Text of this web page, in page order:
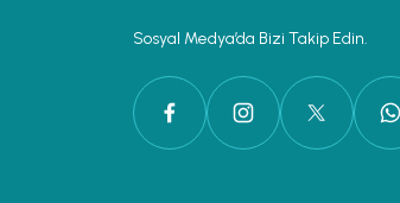
Sosyal Medya’da Bizi Takip Edin.